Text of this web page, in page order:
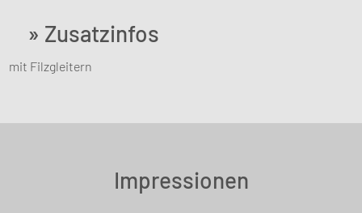
» Zusatzinfos
mit Filzgleitern
Impressionen